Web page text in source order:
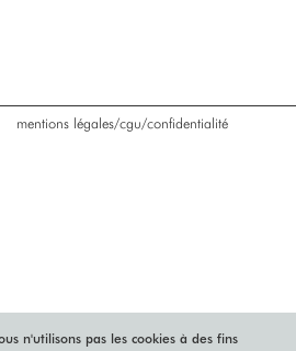
mentions légales/cgu/confidentialité
n'utilisons pas les cookies à des fins